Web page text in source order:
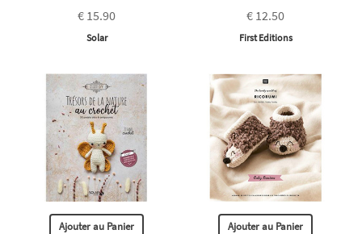
€ 15.90
Solar
€ 12.50
First Editions
Ajouter au Panier Ajouter au Panier